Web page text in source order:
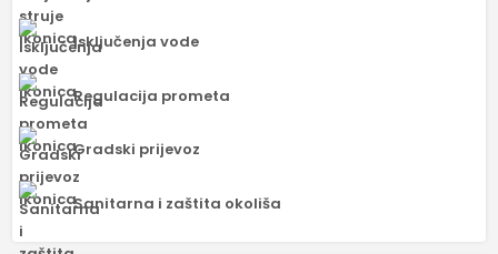
Isključenja vode
Regulacija prometa
Gradski prijevoz
Sanitarna i zaštita okoliša